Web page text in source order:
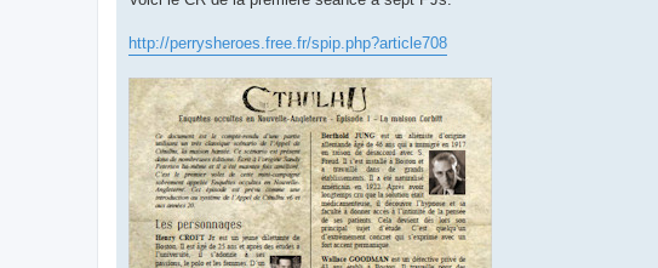
http://perrysheroes.free.fr/spip.php?article708